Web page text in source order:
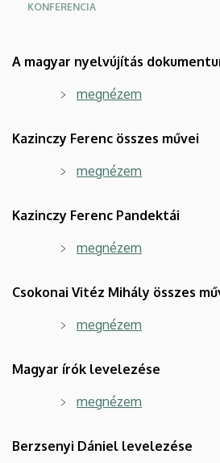
KONFERENCIA
A magyar nyelvújítás
megnézem
Kazinczy Ferenc összes művei
megnézem
Kazinczy Ferenc Pandektái
megnézem
Csokonai Vitéz Mihály összes
megnézem
Magyar írók levelezése
megnézem
Berzsenyi Dániel levelezése